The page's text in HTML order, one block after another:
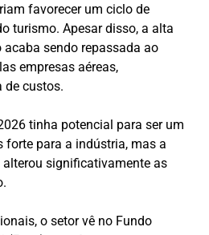
favorecer um ciclo de
turismo. Apesar disso, a alta
sendo repassada ao
empresas aéreas,
de custos.
tinha potencial para ser um
forte para a indústria, mas a
significativamente as
o setor vê no Fundo